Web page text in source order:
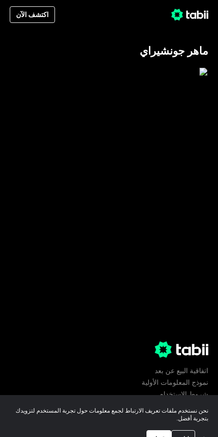
اكتشف الآن
ماهر جونشيراي
اتفاقية البيع عن بعد
نموذج المعلومات الأولية
شروط الإستخدام
تفضيلات ملفات تعريف الارتباط
نحن نستخدم ملفات تعريف الارتباط لجمع معلومات حول تجربة المستخدم لتزويدك
بتجربة أفضل.